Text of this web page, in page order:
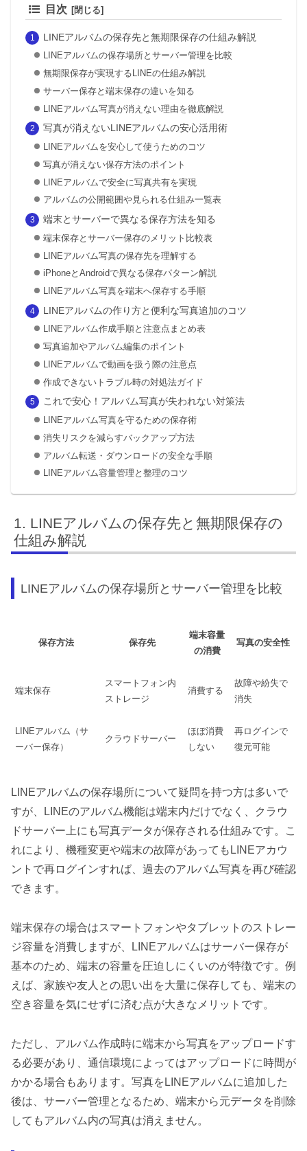
目次
LINEアルバムの保存先と無期限保存の仕組み解説
LINEアルバムの保存場所とサーバー管理を比較
無期限保存が実現するLINEの仕組み解説
サーバー保存と端末保存の違いを知る
LINEアルバム写真が消えない理由を徹底解説
写真が消えないLINEアルバムの安心活用術
LINEアルバムを安心して使うためのコツ
写真が消えない保存方法のポイント
LINEアルバムで安全に写真共有を実現
アルバムの公開範囲や見られる仕組み一覧表
端末とサーバーで異なる保存方法を知る
端末保存とサーバー保存のメリット比較表
LINEアルバム写真の保存先を理解する
iPhoneとAndroidで異なる保存パターン解説
LINEアルバム写真を端末へ保存する手順
LINEアルバムの作り方と便利な写真追加のコツ
LINEアルバム作成手順と注意点まとめ表
写真追加やアルバム編集のポイント
LINEアルバムで動画を扱う際の注意点
作成できないトラブル時の対処法ガイド
これで安心！アルバム写真が失われない対策法
LINEアルバム写真を守るための保存術
消失リスクを減らすバックアップ方法
アルバム転送・ダウンロードの安全な手順
LINEアルバム容量管理と整理のコツ
LINEアルバムの保存先と無期限保存の
仕組み解説
LINEアルバムの保存場所とサーバー管理を比較
保存方法 保存先
端末容量
の消費
写真の安全性
端末保存
スマートフォン内
ストレージ
消費する
故障や紛失で
消失
LINEアルバム（サ
ーバー保存）
クラウドサーバー
ほぼ消費
しない
再ログインで
復元可能
LINEアルバムの保存場所について疑問を持つ方は多いで
すが、LINEのアルバム機能は端末内だけでなく、クラウ
ドサーバー上にも写真データが保存される仕組みです。こ
れにより、機種変更や端末の故障があってもLINEアカウ
ントで再ログインすれば、過去のアルバム写真を再び確認
できます。
端末保存の場合はスマートフォンやタブレットのストレー
ジ容量を消費しますが、LINEアルバムはサーバー保存が
基本のため、端末の容量を圧迫しにくいのが特徴です。例
えば、家族や友人との思い出を大量に保存しても、端末の
空き容量を気にせずに済む点が大きなメリットです。
ただし、アルバム作成時に端末から写真をアップロードす
る必要があり、通信環境によってはアップロードに時間が
かかる場合もあります。写真をLINEアルバムに追加した
後は、サーバー管理となるため、端末から元データを削除
してもアルバム内の写真は消えません。